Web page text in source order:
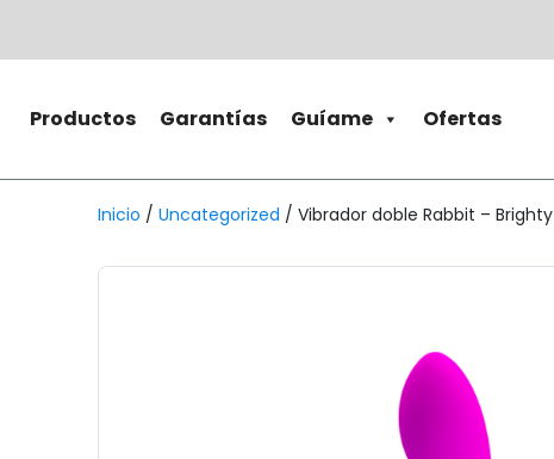
Productos Garantías Guíame Ofertas
Inicio / Uncategorized / Vibrador doble Rabbit – Brighty